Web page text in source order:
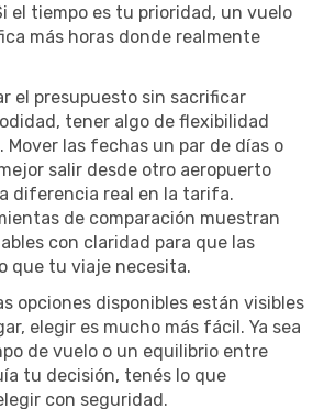
el tiempo es tu prioridad, un vuelo
más horas donde realmente
el presupuesto sin sacrificar
tener algo de flexibilidad
Mover las fechas un par de días o
salir desde otro aeropuerto
diferencia real en la tarifa.
de comparación muestran
con claridad para que las
que tu viaje necesita.
opciones disponibles están visibles
elegir es mucho más fácil. Ya sea
de vuelo o un equilibrio entre
tu decisión, tenés lo que
con seguridad.